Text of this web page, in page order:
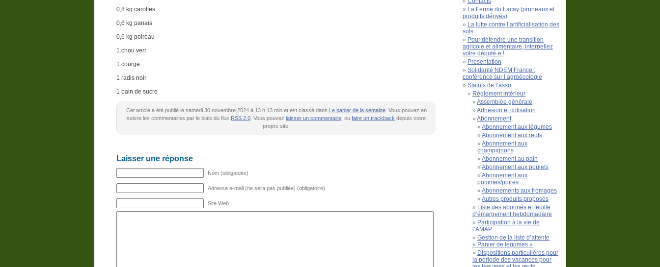
0,8 kg carottes
0,6 kg panais
0,6 kg poireau
1 chou vert
1 courge
1 radis noir
1 pain de sucre
Cet article a été publié le samedi 30 novembre 2024 à 13 h 13 min et est classé dans Le panier de la semaine. Vous pouvez en
suivre les commentaires par le biais du flux RSS 2.0 . Vous pouvez laisser un commentaire , ou faire un trackback depuis votre
propre site.
Laisser une réponse
Nom (obligatoire)
Adresse e-mail (ne sera pas publiée) (obligatoire)
Site Web
La Ferme du Lacay (pruneaux et
produits dérivés)
La lutte contre l’artificialisation des
sols
Pour défendre une transition
agricole et alimentaire, interpellez
votre député·e !
Présentation
Solidarité NDEM France :
conférence sur l’agroécologie
Statuts de l’asso
Règlement intérieur
Assemblée générale
Adhésion et cotisation
Abonnement
Abonnement aux légumes
Abonnement aux œufs
Abonnement aux
champignons
Abonnement au pain
Abonnement aux poulets
Abonnement aux
pommes/poires
Abonnements aux fromages
Autres produits proposés
Liste des abonnés et feuille
d’émargement hebdomadaire
Participation à la vie de
l’AMAP
Gestion de la liste d’attente
« Panier de légumes »
Dispositions particulières pour
la période des vacances pour